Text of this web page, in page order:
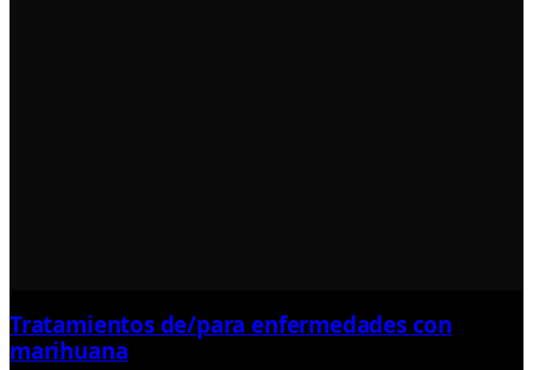
Tratamientos de/para enfermedades con
marihuana